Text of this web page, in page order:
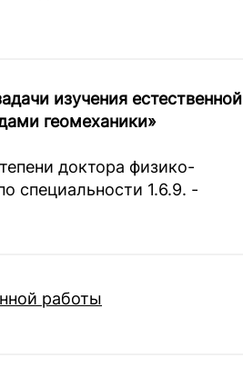
изучения естественной
геомеханики»
доктора физико-
специальности 1.6.9. -
работы